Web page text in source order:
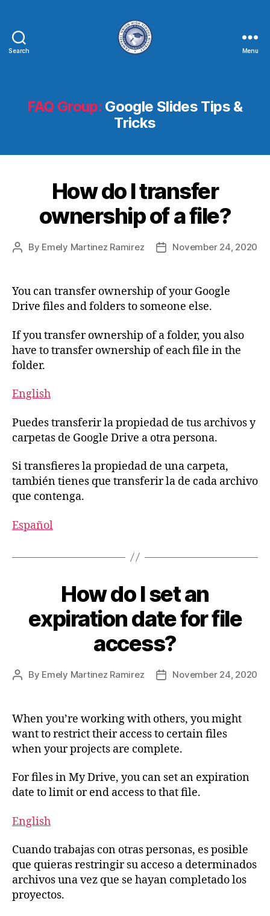
Search Menu
FAQ Group: Google Slides Tips &
Tricks
How do I transfer
ownership of a file?
By Emely Martinez Ramirez November 24, 2020
You can transfer ownership of your Google
Drive files and folders to someone else.
If you transfer ownership of a folder, you also
have to transfer ownership of each file in the
folder.
English
Puedes transferir la propiedad de tus archivos y
carpetas de Google Drive a otra persona.
Si transfieres la propiedad de una carpeta,
también tienes que transferir la de cada archivo
que contenga.
Español
How do I set an
expiration date for file
access?
By Emely Martinez Ramirez November 24, 2020
When you’re working with others, you might
want to restrict their access to certain files
when your projects are complete.
For files in My Drive, you can set an expiration
date to limit or end access to that file.
English
Cuando trabajas con otras personas, es posible
que quieras restringir su acceso a determinados
archivos una vez que se hayan completado los
proyectos.